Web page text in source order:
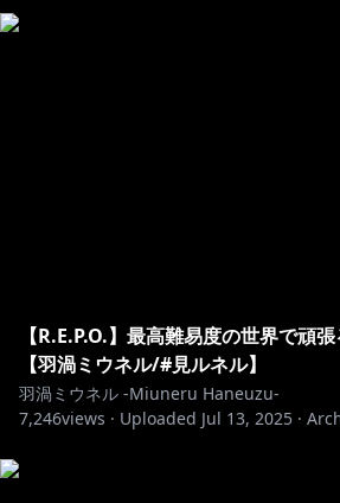
【R.E.P.O.】最高難易度の世界で頑
【羽渦ミウネル/#見ルネル】
羽渦ミウネル -Miuneru Haneuzu-
7,246views · Uploaded Jul 13, 2025 ·